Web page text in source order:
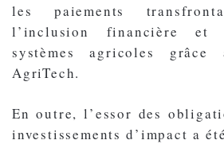
les paiements
l’inclusion financière et
systèmes agricoles grâce
AgriTech.
En outre, l’essor des
investissements d’impact a